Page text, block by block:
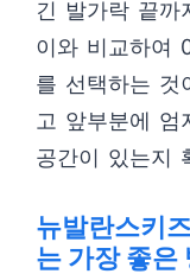
긴 발가락 끝까
이와 비교하여
를 선택하는 것
고 앞부분에 엄
공간이 있는지
뉴발란스키
는 가장 좋은